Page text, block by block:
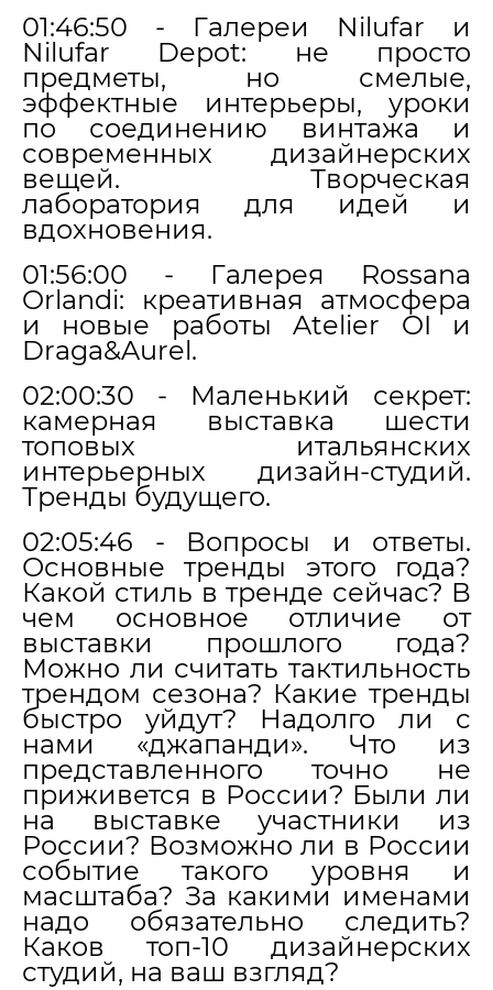
01:46:50 - Галереи Nilufar и
Nilufar Depot: не просто
предметы, но смелые,
эффектные интерьеры, уроки
по соединению винтажа и
современных дизайнерских
вещей. Творческая
лаборатория для идей и
вдохновения.
01:56:00 - Галерея Rossana
Orlandi: креативная атмосфера
и новые работы Atelier OI и
Draga&Aurel.
02:00:30 - Маленький секрет:
камерная выставка шести
топовых итальянских
интерьерных дизайн-студий.
Тренды будущего.
02:05:46 - Вопросы и ответы.
Основные тренды этого года?
Какой стиль в тренде сейчас? В
чем основное отличие от
выставки прошлого года?
Можно ли считать тактильность
трендом сезона? Какие тренды
быстро уйдут? Надолго ли с
нами «джапанди». Что из
представленного точно не
приживется в России? Были ли
на выставке участники из
России? Возможно ли в России
событие такого уровня и
масштаба? За какими именами
надо обязательно следить?
Каков топ-10 дизайнерских
студий, на ваш взгляд?